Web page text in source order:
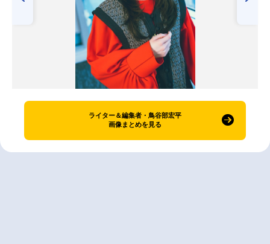
ライター＆編集者・鳥谷部宏平
画像まとめを見る